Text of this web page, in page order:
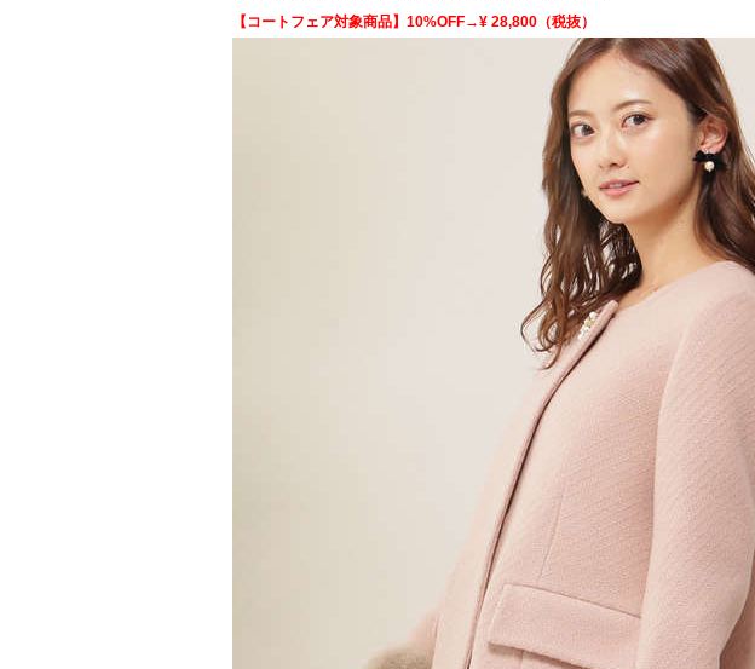
【コートフェア対象商品】10%OFF→¥ 28,800（税抜）